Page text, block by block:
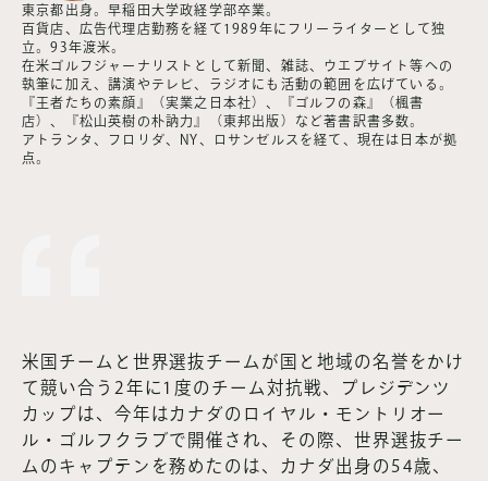
東京都出身。早稲田大学政経学部卒業。
百貨店、広告代理店勤務を経て1989年にフリーライターとして独
立。93年渡米。
在米ゴルフジャーナリストとして新聞、雑誌、ウエブサイト等への
執筆に加え、講演やテレビ、ラジオにも活動の範囲を広げている。
『王者たちの素顔』（実業之日本社）、『ゴルフの森』（楓書
店）、『松山英樹の朴訥力』（東邦出版）など著書訳書多数。
アトランタ、フロリダ、NY、ロサンゼルスを経て、現在は日本が拠
点。
米国チームと世界選抜チームが国と地域の名誉をかけ
て競い合う2年に1度のチーム対抗戦、プレジデンツ
カップは、今年はカナダのロイヤル・モントリオー
ル・ゴルフクラブで開催され、その際、世界選抜チー
ムのキャプテンを務めたのは、カナダ出身の54歳、